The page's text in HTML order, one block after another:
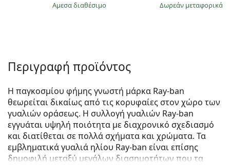
άμεσα διαθέσιμο Δωρεάν μεταφορικά
Περιγραφή προϊόντος
Η παγκοσμίου φήμης γνωστή μάρκα Ray-ban
θεωρείται δικαίως από τις κορυφαίες στον χώρο των
γυαλιών οράσεως. Η συλλογή γυαλιών Ray-ban
εγγυάται υψηλή ποιότητα με διαχρονικό σχεδιασμό
και διατίθεται σε πολλά σχήματα και χρώματα. Τα
εμβληματικά γυαλιά ηλίου Ray-ban είναι επίσης
δημοφιλή μεταξύ μεγάλων διασημοτήτων που τα